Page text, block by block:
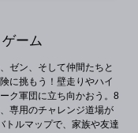
ーム
ゼン、そして仲間たちと
に挑もう！壁走りやハイ
ク軍団に立ち向かおう。8
専用のチャレンジ道場が
トルマップで、家族や友達